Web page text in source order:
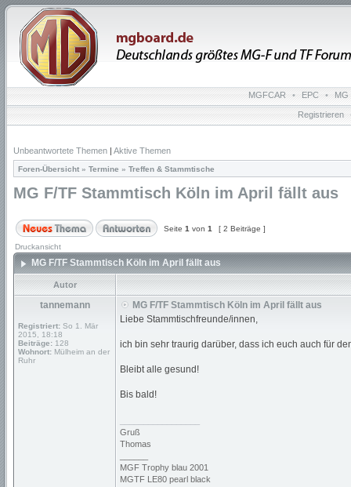
MGFCAR • EPC • MG
Registrieren
Unbeantwortete Themen | Aktive Themen
Foren-Übersicht » Termine » Treffen & Stammtische
MG F/TF Stammtisch Köln im April fällt aus
Seite 1 von 1 [ 2 Beiträge ]
Druckansicht
MG F/TF Stammtisch Köln im April fällt aus
Autor
tannemann
Registriert: So 1. Mär
2015, 18:18
Beiträge: 128
Wohnort: Mülheim an der
Ruhr
MG F/TF Stammtisch Köln im April fällt aus
Liebe Stammtischfreunde/innen,
ich bin sehr traurig darüber, dass ich euch auch für
Bleibt alle gesund!
Bis bald!
Gruß
Thomas
MGF Trophy blau 2001
MGTF LE80 pearl black